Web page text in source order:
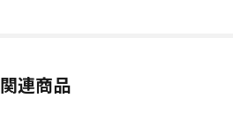
関連商品